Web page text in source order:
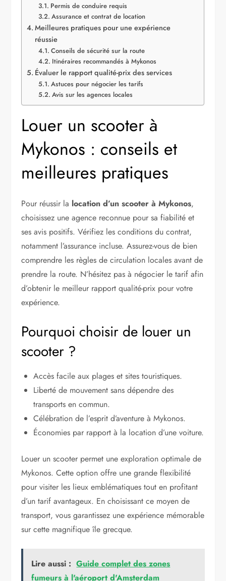
Permis de conduire requis
Assurance et contrat de location
Meilleures pratiques pour une expérience
réussie
Conseils de sécurité sur la route
Itinéraires recommandés à Mykonos
Évaluer le rapport qualité-prix des services
Astuces pour négocier les tarifs
Avis sur les agences locales
Louer un scooter à
Mykonos : conseils et
meilleures pratiques
Pour réussir la location d’un scooter à Mykonos,
choisissez une agence reconnue pour sa fiabilité et
ses avis positifs. Vérifiez les conditions du contrat,
notamment l’assurance incluse. Assurez-vous de bien
comprendre les règles de circulation locales avant de
prendre la route. N’hésitez pas à négocier le tarif afin
d’obtenir le meilleur rapport qualité-prix pour votre
expérience.
Pourquoi choisir de louer un
scooter ?
Accès facile aux plages et sites touristiques.
Liberté de mouvement sans dépendre des
transports en commun.
Célébration de l’esprit d’aventure à Mykonos.
Économies par rapport à la location d’une voiture.
Louer un scooter permet une exploration optimale de
Mykonos. Cette option offre une grande flexibilité
pour visiter les lieux emblématiques tout en profitant
d’un tarif avantageux. En choisissant ce moyen de
transport, vous garantissez une expérience mémorable
sur cette magnifique île grecque.
Lire aussi : Guide complet des zones
fumeurs à l'aéroport d'Amsterdam